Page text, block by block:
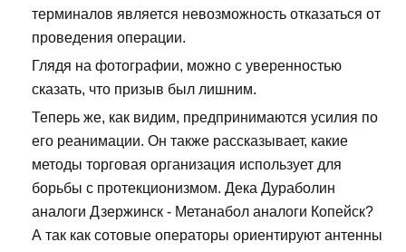
терминалов является невозможность отказаться от
проведения операции.
Глядя на фотографии, можно с уверенностью
сказать, что призыв был лишним.
Теперь же, как видим, предпринимаются усилия по
его реанимации. Он также рассказывает, какие
методы торговая организация использует для
борьбы с протекционизмом. Дека Дураболин
аналоги Дзержинск - Метанабол аналоги Копейск?
А так как сотовые операторы ориентируют антенны